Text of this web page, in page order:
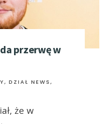
przerwę w
, DZIAŁ NEWS,
że w